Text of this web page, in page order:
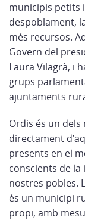
municipis petits
despoblament,
més recursos.
Govern del
Laura Vilagrà, i
grups
ajuntaments
Ordis és un
directament
presents en el
conscients de
nostres pobles.
és un municipi
propi, amb